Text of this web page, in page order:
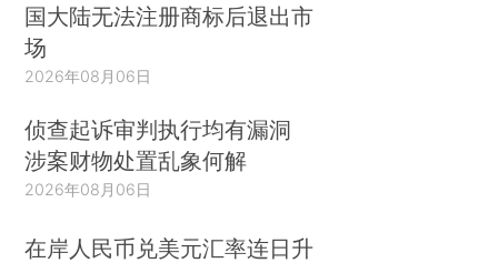
国大陆无法注册商标后退出市
场
2026年08月06日
侦查起诉审判执行均有漏洞
涉案财物处置乱象何解
2026年08月06日
在岸人民币兑美元汇率连日升